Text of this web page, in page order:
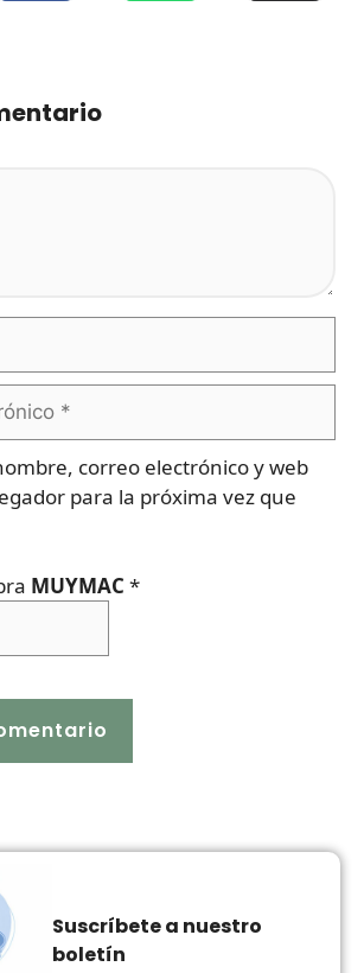
correo electrónico y web
para la próxima vez que
MUYMAC *
Suscríbete a nuestro
boletín